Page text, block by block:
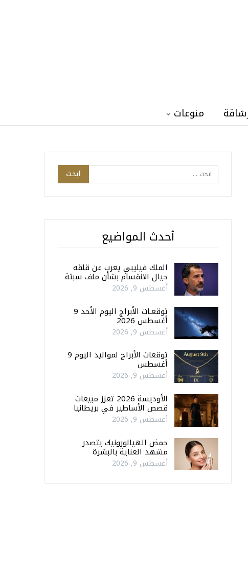
منوعات
أحدث المواضيع
الملك فيليبي يعرب عن قلقه
حيال الانقسام بشأن ملف سبتة
أغسطس 9, 2026
توقعـات الأبراج اليوم الأحد 9
أغسطس 2026
أغسطس 9, 2026
توقعات الأبراج لمواليد اليوم 9
أغسطس
أغسطس 9, 2026
الأوديسة 2026 تعزز مبيعات
قصص الأساطير في بريطانيا
أغسطس 9, 2026
حمض الهيالورونيك يتصدر
مشهد العناية بالبشرة
أغسطس 9, 2026